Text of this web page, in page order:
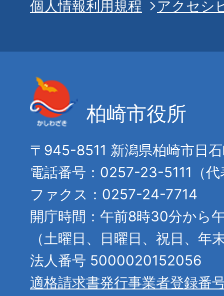
個人情報利用規程 アクセシ
柏崎市役所
〒945-8511 新潟県柏崎市日
電話番号：0257-23-5111（代
ファクス：0257-24-7714
開庁時間：午前8時30分から
（土曜日、日曜日、祝日、年
法人番号 5000020152056
適格請求書発行事業者登録番